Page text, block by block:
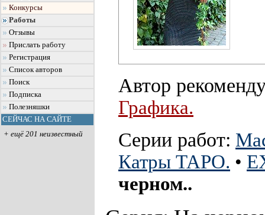
Конкурсы
Работы
Отзывы
Прислать работу
Регистрация
Список авторов
Поиск
Подписка
Полезняшки
СЕЙЧАС НА САЙТЕ
+ ещё 201 неизвестный
Автор
Графика.
Серии работ:
Катры ТАРО. •
черном..